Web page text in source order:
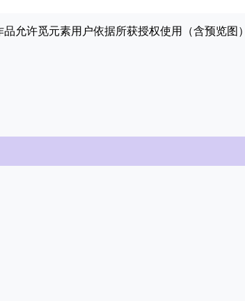
允许觅元素用户依据所获授权使用（含预览图